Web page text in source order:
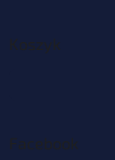
Koszyk
Facebook